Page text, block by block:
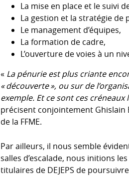
La mise en place et le suivi
La gestion et la stratégie de
Le management d’équipes,
La formation de cadre,
L’ouverture de voies à un
« La pénurie est plus criante
« découverte », ou sur de
exemple. Et ce sont ces
précisent conjointement Ghislain
de la FFME.
Par ailleurs, il nous semble
salles d’escalade, nous initions
titulaires de DEJEPS de